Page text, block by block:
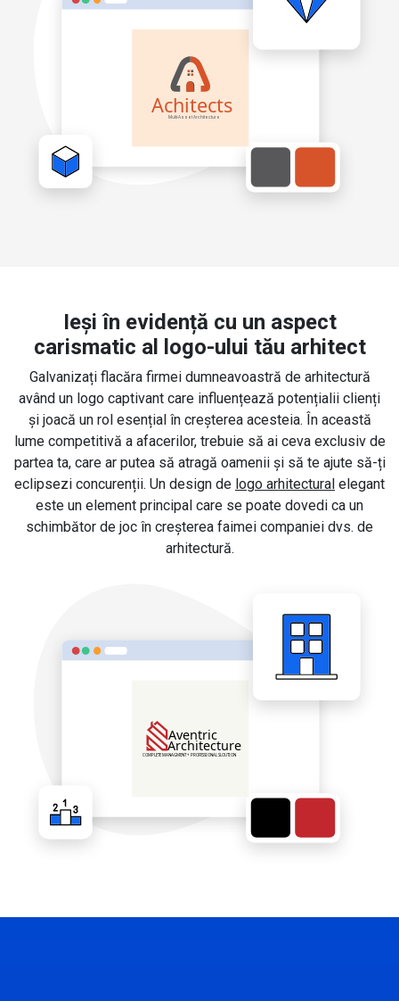
Ieși în evidență cu un aspect
carismatic al logo-ului tău arhitect
Galvanizați flacăra firmei dumneavoastră de arhitectură
având un logo captivant care influențează potențialii clienți
și joacă un rol esențial în creșterea acesteia. În această
lume competitivă a afacerilor, trebuie să ai ceva exclusiv de
partea ta, care ar putea să atragă oamenii și să te ajute să-ți
eclipsezi concurenții. Un design de logo arhitectural elegant
este un element principal care se poate dovedi ca un
schimbător de joc în creșterea faimei companiei dvs. de
arhitectură.